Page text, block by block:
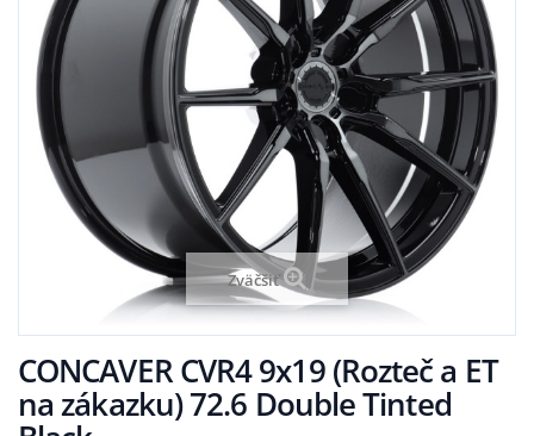
Zväčšiť
CONCAVER CVR4 9x19 (Rozteč a ET
na zákazku) 72.6 Double Tinted